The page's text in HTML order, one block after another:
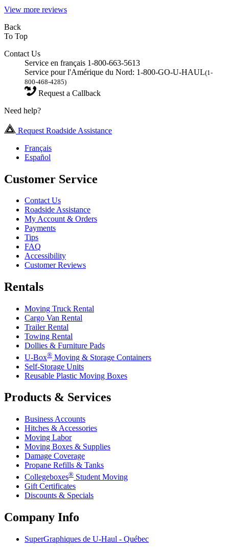
View more reviews
Back
To Top
Contact Us
Service en français 1-800-663-5613
Service pour l'Amérique du Nord: 1-800-GO-U-HAUL(1-
800-468-4285)
Request a Callback
Need help?
Request Roadside Assistance
Français
Español
Customer Service
Contact Us
Roadside Assistance
My Account & Orders
Payments
Tips
FAQ
Accessibility
Customer Reviews
Rentals
Moving Truck Rental
Cargo Van Rental
Trailer Rental
Towing Rental
Dollies & Furniture Pads
U-Box® Moving & Storage Containers
Self-Storage Units
Reusable Plastic Moving Boxes
Products & Services
Business Accounts
Hitches & Accessories
Moving Labor
Moving Boxes & Supplies
Damage Coverage
Propane Refills & Tanks
Collegeboxes® Student Moving
Gift Certificates
Discounts & Specials
Company Info
SuperGraphiques de U-Haul - Québec